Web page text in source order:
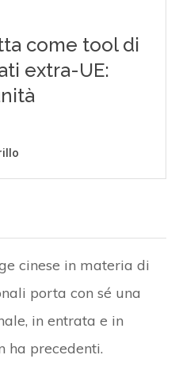
cinese in materia di
porta con sé una
in entrata e in
ha precedenti.